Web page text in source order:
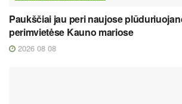
Paukščiai jau peri naujose
perimvietėse Kauno mariose
2026 08 08